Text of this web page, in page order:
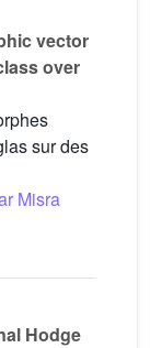
vector
over
sur des
Misra
Hodge